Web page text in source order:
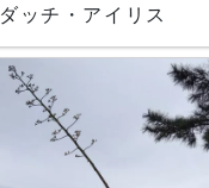
ダッチ・アイリス